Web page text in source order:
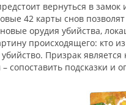
вернуться в
42 карты снов
орудия убийства,
происходящего: кто
Призрак является
сопоставить подсказки и